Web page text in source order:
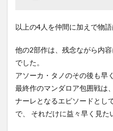
以上の4人を仲間に加えで物語
他の2部作は、残念ながら内
でした。
アソーカ・タノのその後も早
最終作のマンダロア包囲戦は
ナーレとなるエピソードとし
で、 それだけに益々早く見た